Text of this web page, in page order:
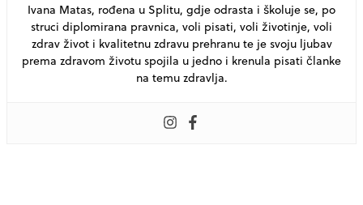
Ivana Matas, rođena u Splitu, gdje odrasta i školuje se, po
struci diplomirana pravnica, voli pisati, voli životinje, voli
zdrav život i kvalitetnu zdravu prehranu te je svoju ljubav
prema zdravom životu spojila u jedno i krenula pisati članke
na temu zdravlja.